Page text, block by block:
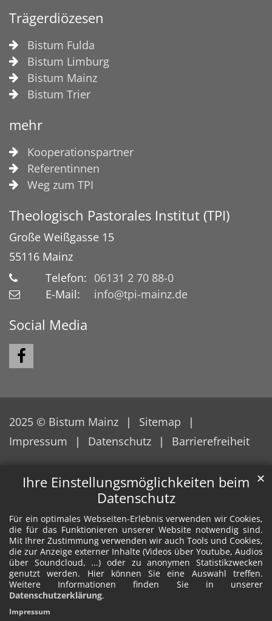
Ihre Einstellungsmöglichkeiten beim
Datenschutz
Für ein optimales Webseiten-Erlebnis verwenden wir Cookies,
die für das Funktionieren unserer Website notwendig sind.
Mit Ihrer Zustimmung verwenden wir auch Tools und Cookies,
die zur Anzeige externer Inhalte (Videos über Youtube, Audios
über Soundcloud, ...) oder zu anonymen Statistikzwecken
genutzt werden. Hier können Sie eine Auswahl treffen.
Weitere Informationen finden Sie in unserer
Datenschutzerklärung.
✕
Impressum
Trägerdiözesen
Bistum Fulda
Bistum Limburg
Bistum Mainz
Bistum Trier
mehr
Kooperationspartner
Referentinnen
Weg zum TPI
Theologisch Pastorales Institut (TPI)
Große Weißgasse 15
55116 Mainz
Telefon: 06131 2 70 88-0
E-Mail:
info@tpi-mainz.de
Social Media
2025 © Bistum Mainz
Sitemap
Impressum
Datenschutz Barrierefreiheit